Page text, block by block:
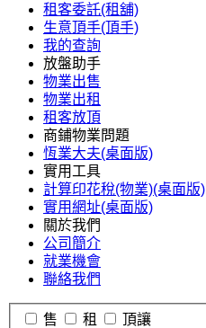
租客委託(租舖)
生意頂手(頂手)
我的查詢
放盤助手
物業出售
物業出租
租客放頂
商鋪物業問題
恆業大夫(桌面版)
實用工具
計算印花稅(物業)(桌面版)
實用網址(桌面版)
關於我們
公司簡介
就業機會
聯絡我們
售 租 頂讓